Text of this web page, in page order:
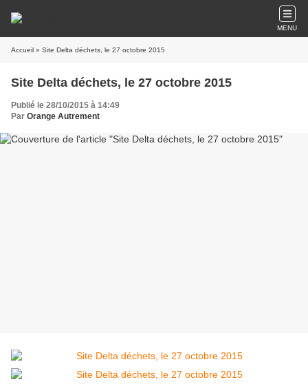
MENU
Accueil » Site Delta déchets, le 27 octobre 2015
Site Delta déchets, le 27 octobre 2015
Publié le 28/10/2015 à 14:49
Par Orange Autrement